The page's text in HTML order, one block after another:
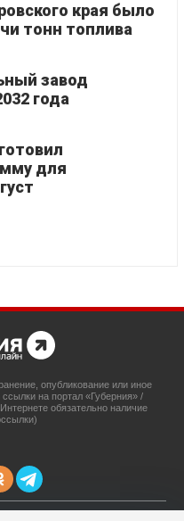
края было
тонн топлива
завод
года
для
опубликование или иное
на портал «Губерния» /
обязательно наличие